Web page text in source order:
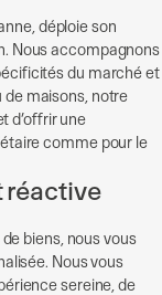
déploie son
Nous accompagnons
du marché et
de maisons, notre
d’offrir une
comme pour le
réactive
biens, nous vous
Nous vous
sereine, de